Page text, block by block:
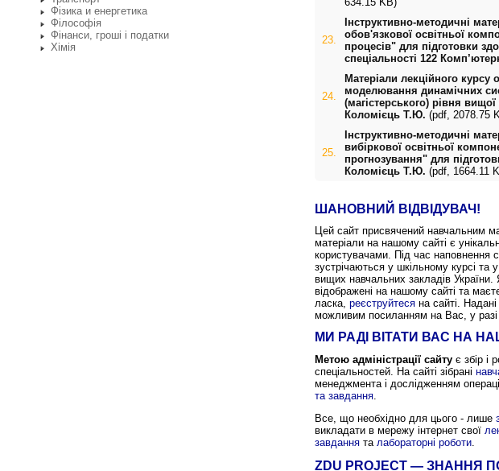
Фізика и енергетика
Філософія
Фінанси, гроші і податки
Хімія
23.
Інструктивно-методичні
обов'язкової освітньої
процесів" для підготовки
спеціальності 122
24.
Матеріали лекційного
моделювання динамічних
(магістерського) рівня
Коломієць Т.Ю. (pdf, 2078.75
25.
Інструктивно-методичні
вибіркової освітньої
прогнозування" для
Коломієць Т.Ю. (pdf, 1664.11
ШАНОВНИЙ ВІДВІДУВАЧ!
Цей сайт присвячений навчальним
матеріали на нашому сайті є
користувачами. Під час наповнення
зустрічаються у шкільному курсі та
вищих навчальних закладів
відображені на нашому сайті та
ласка, реєструйтеся на сайті.
можливим посиланням на Вас, у разі
МИ РАДІ ВІТАТИ ВАС НА
Метою адміністрації сайту є збір і
спеціальностей. На сайті зібрані
менеджмента і дослідженням
та завдання
Все, що необхідно для цього - лише
викладати в мережу інтернет свої
завдання та лабораторні роботи
ZDU PROJECT — ЗНАННЯ